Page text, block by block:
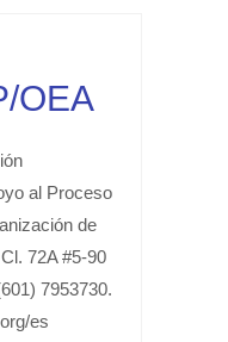
OEA
al Proceso
de
72A #5-90
7953730.
es